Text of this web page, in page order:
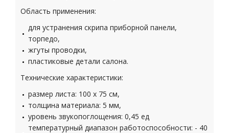
Область применения:
для устранения скрипа приборной панели,
торпедо,
жгуты проводки,
пластиковые детали салона.
Технические характеристики:
размер листа: 100 х 75 см,
толщина материала: 5 мм,
уровень звукопоглощения: 0,45 ед
температурный диапазон работоспособности: - 40